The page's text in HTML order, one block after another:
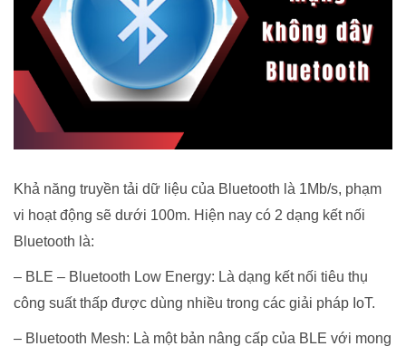
Khả năng truyền tải dữ liệu của Bluetooth là 1Mb/s, phạm
vi hoạt động sẽ dưới 100m. Hiện nay có 2 dạng kết nối
Bluetooth là:
– BLE – Bluetooth Low Energy: Là dạng kết nối tiêu thụ
công suất thấp được dùng nhiều trong các giải pháp IoT.
– Bluetooth Mesh: Là một bản nâng cấp của BLE với mong